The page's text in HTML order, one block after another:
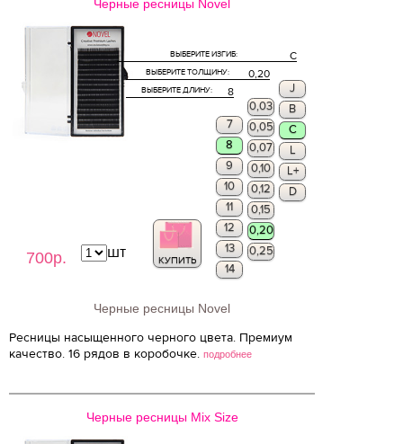
Черные ресницы Novel
700р.
C
ВЫБЕРИТЕ ИЗГИБ:
0,20
ВЫБЕРИТЕ ТОЛЩИНУ:
8
ВЫБЕРИТЕ ДЛИНУ:
J
B
C
0,03
0,05
0,07
0,10
0,12
0,15
0,20
7
8
9
10
11
12
13
14
0,25
L
L+
D
КУПИТЬ
шт
Черные ресницы Novel
Ресницы насыщенного черного цвета. Премиум
качество. 16 рядов в коробочке. подробнее
Черные ресницы Mix Size